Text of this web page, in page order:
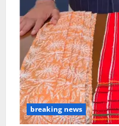
breaking news